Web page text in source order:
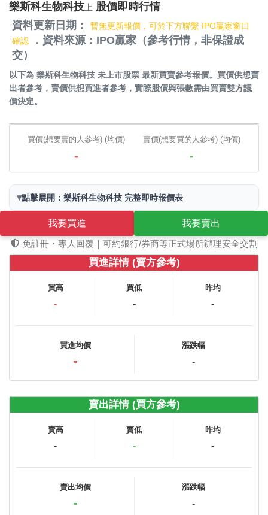
樂斯科生物科技 上 股價即時行情
資料更新日期：
暫無更新報價，可於下方聯繫 IPO贏家窗口
確認
．資料來源：IPO贏家（參考行情，非保證成
交）
以下為 樂斯科生物科技 未上市股票 最新買賣參考報價。買價供想賣
出者參考，賣價供想買進者參考，實際股價與張數需由買賣雙方議
價決定。
買價(想要賣的人參考) (均價)
-
賣價(想要買的人參考) (均價)
-
▾點擊展開：樂斯科生物科技 完整即時報價表
我要買進
我要賣出
免註冊・專人回覆｜可約銀行/券商等正式場所辦理安全交割
買進詳情 (賣方參考)
買高
-
買低
-
昨均
-
買進均價
-
漲跌幅
-
賣出詳情 (買方參考)
賣高
-
賣低
-
昨均
-
賣出均價
-
漲跌幅
-